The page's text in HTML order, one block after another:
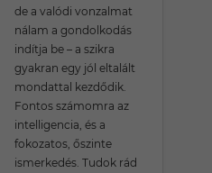
de a valódi vonzalmat
nálam a gondolkodás
indítja be – a szikra
gyakran egy jól eltalált
mondattal kezdődik.
Fontos számomra az
intelligencia, és a
fokozatos, őszinte
ismerkedés. Tudok rád